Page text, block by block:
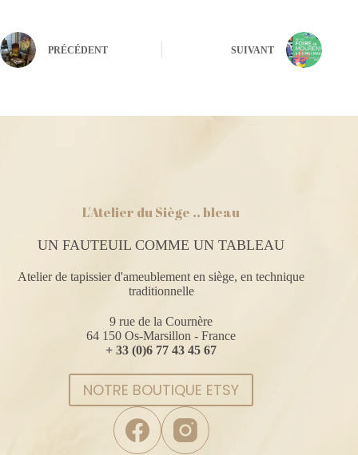
PRÉCÉDENT SUIVANT
L'Atelier du Siège .. bleau
UN FAUTEUIL COMME UN TABLEAU
Atelier de tapissier d'ameublement en siège, en technique
traditionnelle
9 rue de la Cournère
64 150 Os-Marsillon - France
+ 33 (0)6 77 43 45 67
NOTRE BOUTIQUE ETSY